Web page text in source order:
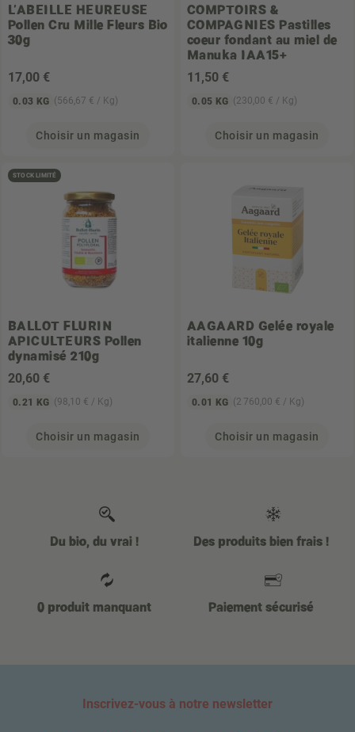
L'ABEILLE HEUREUSE
Pollen Cru Mille Fleurs Bio
30g
17,00 €
0.03 KG (566,67 € / Kg)
Choisir un magasin
COMPTOIRS &
COMPAGNIES Pastilles
coeur fondant au miel de
Manuka IAA15+
11 ,50 €
0.05 KG (230,00 € / Kg)
Choisir un magasin
STOCK LIMITÉ
BALLOT FLURIN
APICULTEURS Pollen
dynamisé 210g
20,60 €
0.21 KG (98,10 € / Kg)
Choisir un magasin
AAGAARD Gelée royale
italienne 10g
27,60 €
0.01 KG (2 760,00 € / Kg)
Choisir un magasin
Du bio, du vrai ! Des produits bien frais !
0 produit manquant Paiement sécurisé
Inscrivez-vous à notre newsletter